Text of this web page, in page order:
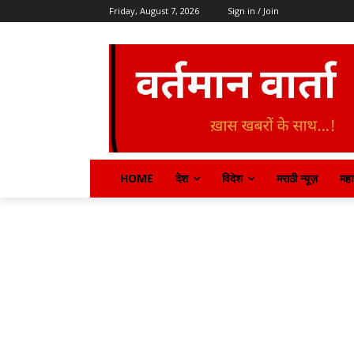
Friday, August 7, 2026 Sign in / Join
HOME देश विदेश मराठी न्यूज़